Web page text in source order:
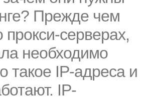
Прежде чем
прокси-серверах,
необходимо
такое IP-адреса и
IP-